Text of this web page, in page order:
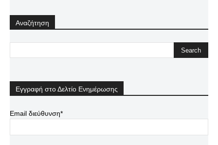
Αναζήτηση
Εγγραφή στο Δελτίο Ενημέρωσης
Email διεύθυνση*